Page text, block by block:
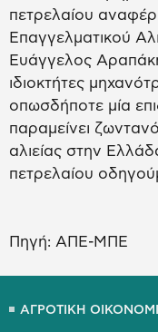
πετρελαίου
Επαγγελματικού
Ευάγγελος
ιδιοκτήτες
οπωσδήποτε μία
παραμείνει
αλιείας στην
πετρελαίου
Πηγή: ΑΠΕ-ΜΠΕ
ΑΓΡΟΤΙΚΗ